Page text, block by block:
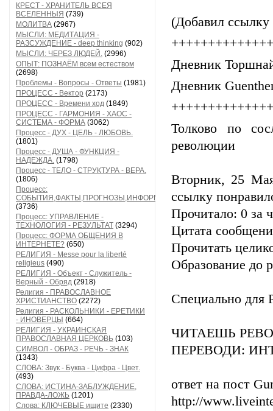
КРЕСТ - ХРАНИТЕЛЬ ВСЕЯ
ВСЕЛЕННЫЯ (739)
МОЛИТВА (2967)
МЫСЛИ: МЕДИТАЦИЯ -
РАЗСУЖДЕНИЕ - deep thinking (902)
МЫСЛИ: ЧЕРЕЗ ЛЮДЕЙ. (2996)
ОПЫТ: ПОЗНАЁМ всем естеством
(2698)
Проблемы - Вопросы - Ответы (1981)
ПРОЦЕСС - Вектор (2173)
ПРОЦЕСС - Времени ход (1849)
ПРОЦЕСС - ГАРМОНИЯ - ХАОС -
СИСТЕМА - ФОРМА (3062)
Процесс - ДУХ - ЦЕЛЬ - ЛЮБОВЬ.
(1801)
Процесс - ДУША - ФУНКЦИЯ -
НАДЕЖДА. (1798)
Процесс - ТЕЛО - СТРУКТУРА - ВЕРА.
(1806)
Процесс:
СОБЫТИЯ,ФАКТЫ,ПРОГНОЗЫ,ИНФОРМАЦИЯ
(3736)
Процесс: УПРАВЛЕНИЕ -
ТЕХНОЛОГИЯ - РЕЗУЛЬТАТ (3294)
Процесс: ФОРМА ОБЩЕНИЯ В
ИНТЕРНЕТЕ? (650)
РЕЛИГИЯ - Messe pour la liberté
religieus (490)
РЕЛИГИЯ - Объект - Служитель -
Верный - Обряд (2918)
Религия - ПРАВОСЛАВНОЕ
ХРИСТИАНСТВО (2272)
Религия - РАСКОЛЬНИКИ - ЕРЕТИКИ
- ИНОВЕРЦЫ (664)
РЕЛИГИЯ - УКРАИНСКАЯ
ПРАВОСЛАВНАЯ ЦЕРКОВЬ (103)
СИМВОЛ - ОБРАЗ - РЕЧЬ - ЗНАК
(1343)
СЛОВА: Звук - Буква - Цифра - Цвет.
(493)
СЛОВА: ИСТИНА-ЗАБЛУЖДЕНИЕ,
ПРАВДА-ЛОЖЬ (1201)
Слова: КЛЮЧЕВЫЕ ищите (2330)
(Добавил ссылку
Дневник
Дневник
Толково по
революции
Вторник, 25
ссылку
Прочитало: 0 за
Цитата
Прочитать
Образование до
Специально для
ЧИТАЕШЬ
ПЕРЕВОДИ:
ответ на пост
http://